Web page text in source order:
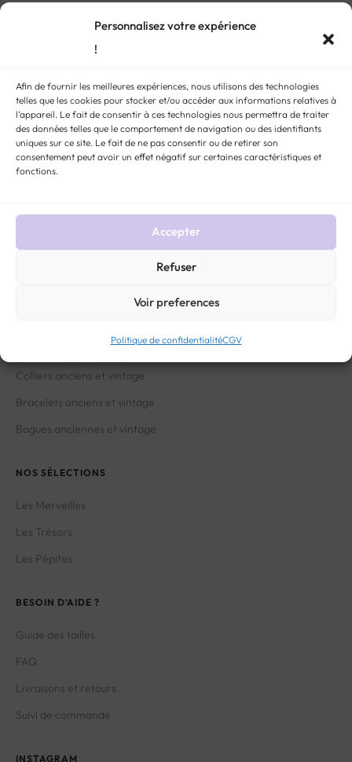
Personnalisez votre expérience
!
Afin de fournir les meilleures expériences, nous utilisons des technologies
telles que les cookies pour stocker et/ou accéder aux informations relatives à
l'appareil. Le fait de consentir à ces technologies nous permettra de traiter
des données telles que le comportement de navigation ou des identifiants
uniques sur ce site. Le fait de ne pas consentir ou de retirer son
consentement peut avoir un effet négatif sur certaines caractéristiques et
fonctions.
Accepter
Refuser
Voir preferences
Politique de confidentialitéCGV
Soyez informé(e) en priorité
de toutes nos actualités et offres exclusives.
Boucles d’oreilles anciennes et vintage
Colliers anciens et vintage
Bracelets anciens et vintage
Bagues anciennes et vintage
NOS SÉLECTIONS
Les Merveilles
Les Trésors
Les Pépites
BESOIN D’AIDE ?
Guide des tailles
FAQ
Livraisons et retours
Suivi de commande
INSTAGRAM